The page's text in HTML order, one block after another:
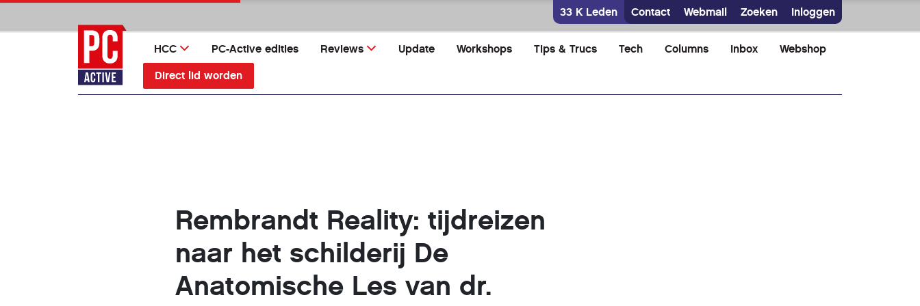
direct
naar
inhoud
33 K Leden Contact Webmail Zoeken Inloggen
HCC PC-Active edities Reviews Update Workshops Tips & Trucs Tech Columns Inbox Webshop
Direct lid worden
Rembrandt Reality: tijdreizen
naar het schilderij De
Anatomische Les van dr.